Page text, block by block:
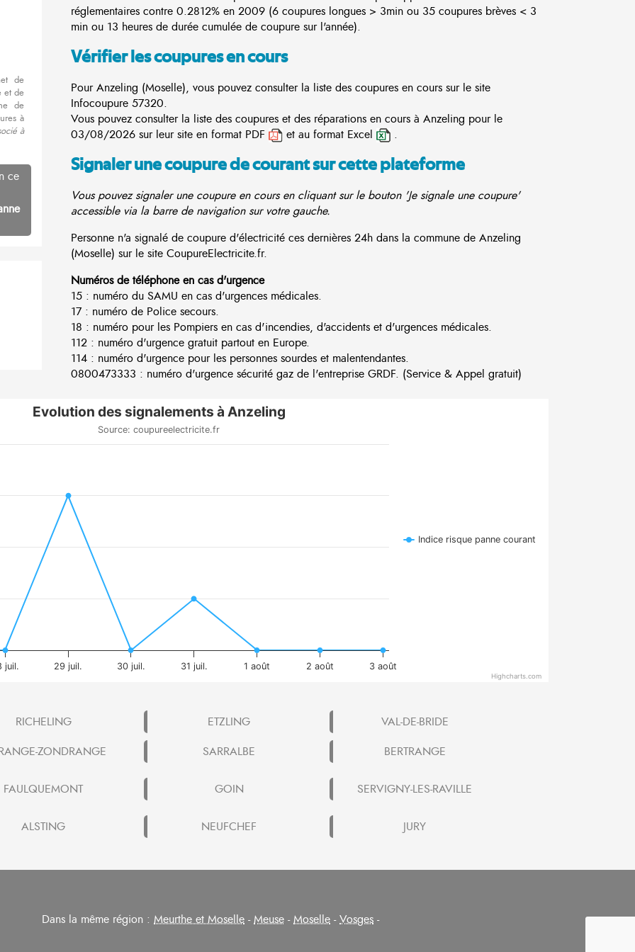
de
et de
de
à
à
ce
réglementaires contre 0.2812% en 2009 (6 coupures longues > 3min ou 35 coupures brèves < 3
min ou 13 heures de durée cumulée de coupure sur l'année).
Vérifier les coupures en cours
Pour Anzeling (Moselle), vous pouvez consulter la liste des coupures en cours sur le site
Infocoupure 57320.
Vous pouvez consulter la liste des coupures et des réparations en cours à Anzeling pour le
03/08/2026 sur leur site en format PDF
et au format Excel .
Signaler une coupure de courant sur cette plateforme
Vous pouvez signaler une coupure en cours en cliquant sur le bouton 'Je signale une coupure'
accessible via la barre de navigation sur votre gauche.
Personne n'a signalé de coupure d'électricité ces dernières 24h dans la commune de Anzeling
(Moselle) sur le site CoupureElectricite.fr.
Numéros de téléphone en cas d'urgence
15 : numéro du SAMU en cas d'urgences médicales.
17 : numéro de Police secours.
18 : numéro pour les Pompiers en cas d'incendies, d'accidents et d'urgences médicales.
112 : numéro d'urgence gratuit partout en Europe.
114 : numéro d'urgence pour les personnes sourdes et malentendantes.
0800473333 : numéro d'urgence sécurité gaz de l'entreprise GRDF. (Service & Appel gratuit)
Evolution des signalements à Anzeling
Source: coupureelectricite.fr
Indice risque panne courant
juil. 29 juil. 30 juil. 31 juil. 1 août 2 août 3 août
Highcharts.com
RICHELING ETZLING
VAL-DE-BRIDE
ZONDRANGE
SARRALBE BERTRANGE
FAULQUEMONT GOIN SERVIGNY-LES-RAVILLE
ALSTING NEUFCHEF JURY
Dans la même région : Meurthe et Moselle -Meuse -Moselle -Vosges -